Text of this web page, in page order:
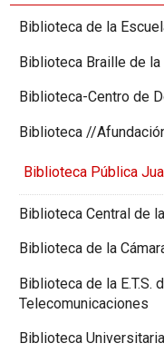
Biblioteca de la
Biblioteca Braille de la
Biblioteca-Centro de
Biblioteca //
Biblioteca Pública
Biblioteca Central de
Biblioteca de la
Biblioteca de la E.T.S.
Telecomunicaciones
Biblioteca